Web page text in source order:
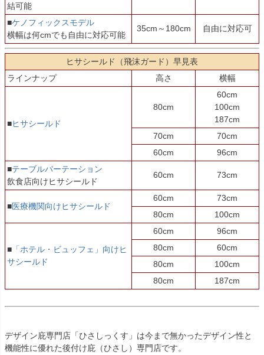
結可能
■ケノフィックスモデル
横幅は何cmでも自由に対応可能
35cm～180cm 自由に対応可
ヒサシールド（飛沫ガード）早見表
ラインナップ
高さ 横幅
■ヒサシールド
80cm
60cm
100cm
187cm
70cm
70cm
60cm
96cm
■テーブルパーテーション
飲食店向けヒサシールド
60cm 73cm
■医療機関向けヒサシールド
60cm
73cm
80cm
100cm
■ 「ホテル・ビュッフェ」向けヒ
サシールド
60cm
96cm
80cm
60cm
80cm
100cm
80cm
187cm
デザイン庇専門店「ひさしっくす」は今まで無かったデザイン性と
機能性に優れた後付け庇（ひさし）専門店です。